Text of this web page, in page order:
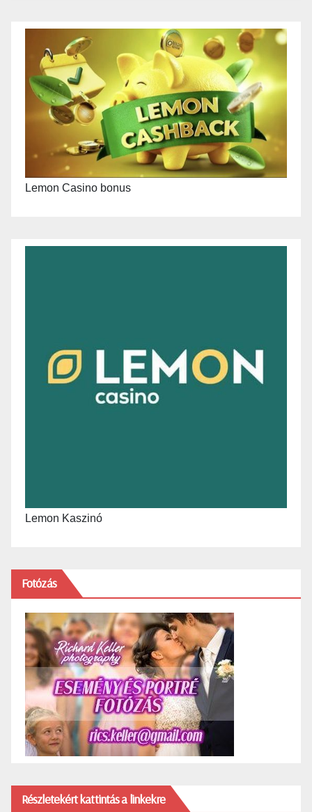
Lemon Casino bonus
Lemon Kaszinó
Fotózás
Részletekért kattintás a linkekre